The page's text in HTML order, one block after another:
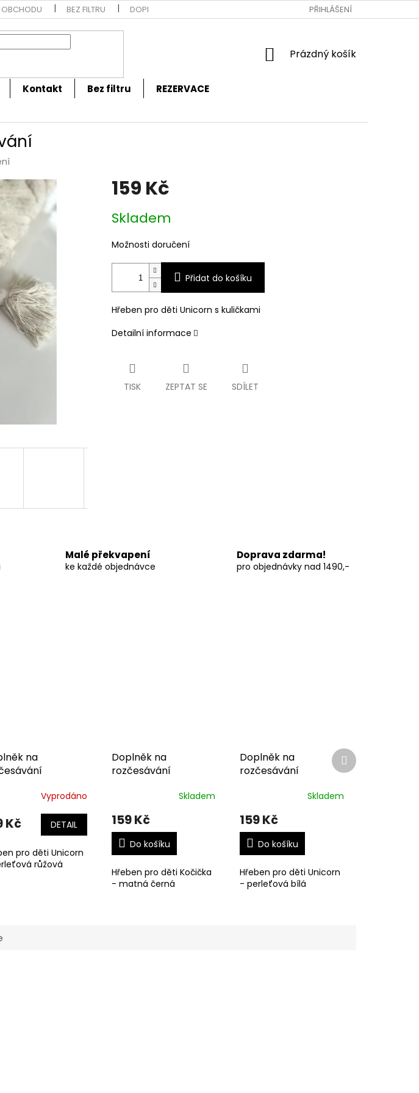
BEZ FILTRU DOPRAVA A PLATBA OBCHODNÍ PODMÍNKY
PŘIHLÁŠENÍ
NÁKUPNÍ
Prázdný košík
Kontakt Bez filtru REZERVACE
159 Kč
cena:
Skladem
Možnosti doručení
Přidat do košíku
Hřeben pro děti Unicorn s kuličkami
Detailní informace
TISK ZEPTAT SE SDÍLET
Malé překvapení
ke každé objednávce
Doprava zdarma!
pro objednávky nad 1490,-
na
Vyprodáno
Kč DETAIL
pro děti Unicorn
růžová
Doplněk na
rozčesávání
Skladem
159 Kč
Do košíku
Hřeben pro děti Kočička
- matná černá
Doplněk na
rozčesávání
Skladem
159 Kč
Do košíku
Hřeben pro děti Unicorn
- perleťová bílá
Další
produkt